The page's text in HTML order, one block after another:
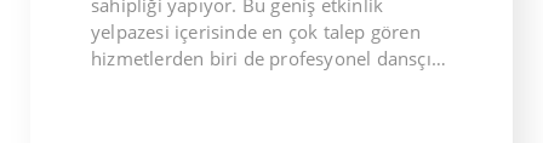
yelpazesi içerisinde en çok talep gören
hizmetlerden biri de profesyonel dansçı…